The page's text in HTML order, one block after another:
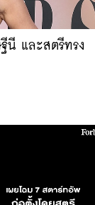
นี และสตรีทรง